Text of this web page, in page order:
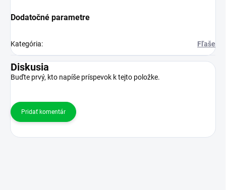
Dodatočné parametre
Kategória: Fľaše
Diskusia
Buďte prvý, kto napíše príspevok k tejto položke.
Pridať komentár